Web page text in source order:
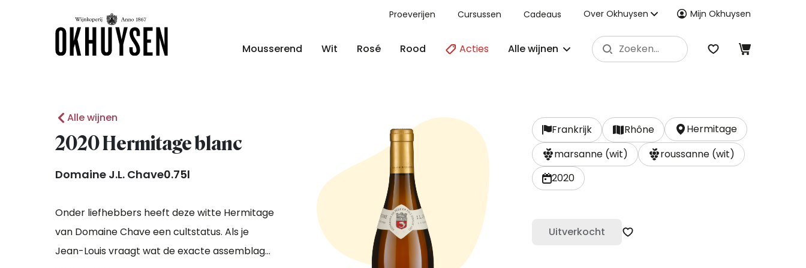
Proeverijen Cursussen Cadeaus Over Okhuysen Mijn Okhuysen
Mousserend Wit Rosé Rood Acties Alle wijnen
Alle wijnen
2020 Hermitage blanc
Domaine J.L. Chave0.75l
Onder liefhebbers heeft deze witte Hermitage
van Domaine Chave een cultstatus. Als je
Jean-Louis vraagt wat de exacte assemblage
Frankrijk Rhône
Hermitage
marsanne (wit)
roussanne (wit)
2020
Uitverkocht Zet op verlanglijst